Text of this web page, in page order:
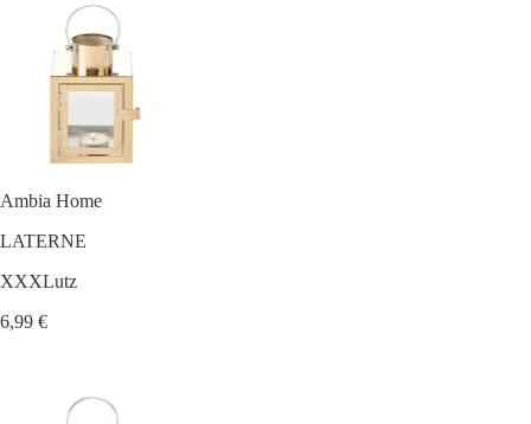
Ambia Home
LATERNE
XXXLutz
6,99 €